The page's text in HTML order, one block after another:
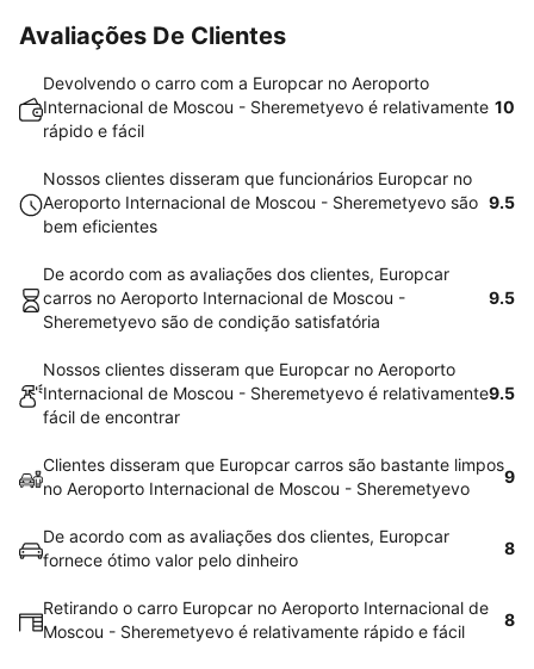
Avaliações De Clientes
Devolvendo o carro com a Europcar no Aeroporto
Internacional de Moscou - Sheremetyevo é relativamente
rápido e fácil
10
Nossos clientes disseram que funcionários Europcar no
Aeroporto Internacional de Moscou - Sheremetyevo são
bem eficientes
9.5
De acordo com as avaliações dos clientes, Europcar
carros no Aeroporto Internacional de Moscou -
Sheremetyevo são de condição satisfatória
9.5
Nossos clientes disseram que Europcar no Aeroporto
Internacional de Moscou - Sheremetyevo é relativamente
fácil de encontrar
9.5
Clientes disseram que Europcar carros são bastante limpos
no Aeroporto Internacional de Moscou - Sheremetyevo
9
De acordo com as avaliações dos clientes, Europcar
fornece ótimo valor pelo dinheiro
8
Retirando o carro Europcar no Aeroporto Internacional de
Moscou - Sheremetyevo é relativamente rápido e fácil
8